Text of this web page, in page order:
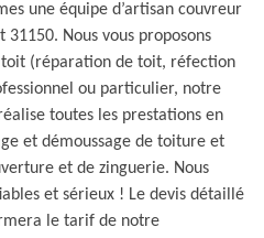
une équipe d’artisan couvreur
Nous vous proposons
(réparation de toit, réfection
ou particulier, notre
toutes les prestations en
et démoussage de toiture et
et de zinguerie. Nous
et sérieux ! Le devis détaillé
le tarif de notre